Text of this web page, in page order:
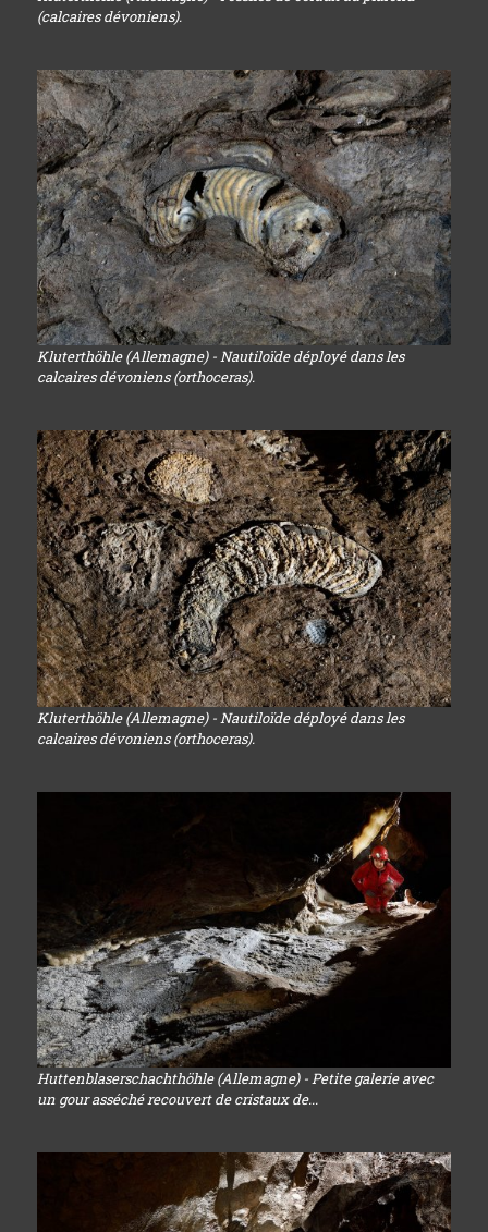
(calcaires dévoniens).
Kluterthöhle (Allemagne) - Nautiloïde déployé dans les
calcaires dévoniens (orthoceras).
Kluterthöhle (Allemagne) - Nautiloïde déployé dans les
calcaires dévoniens (orthoceras).
Huttenblaserschachthöhle (Allemagne) - Petite galerie avec
un gour asséché recouvert de cristaux de...